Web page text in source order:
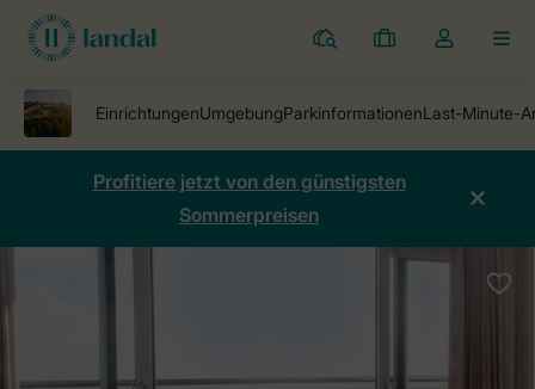
Ferienparks
Meine
Dropdown-
öffnen
Profitiere jetzt von den günstigsten
Sommerpreisen